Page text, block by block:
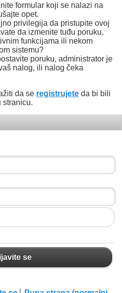
formular koji se nalazi na
opet.
privilegija da pristupite ovoj
da izmenite tuđu poruku,
funkcijama ili nekom
sistemu?
poruku, administrator je
nalog, ili nalog čeka
da se registrujete da bi bili
stranicu.
se